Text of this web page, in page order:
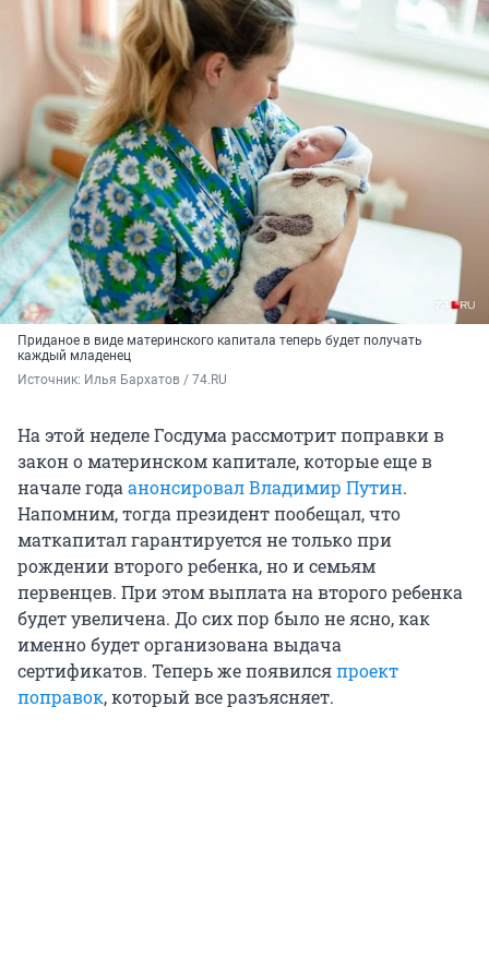
Приданое в виде материнского капитала теперь будет получать
каждый младенец
Источник: Илья Бархатов / 74.RU
На этой неделе Госдума рассмотрит поправки в
закон о материнском капитале, которые еще в
начале годаанонсировал Владимир Путин.
Напомним, тогда президент пообещал, что
маткапитал гарантируется не только при
рождении второго ребенка, но и семьям
первенцев. При этом выплата на второго ребенка
будет увеличена. До сих пор было не ясно, как
именно будет организована выдача
сертификатов. Теперь же появилсяпроект
поправок, который все разъясняет.